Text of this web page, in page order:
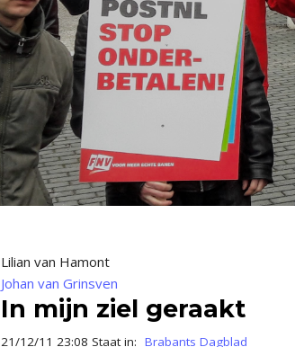
Lilian van Hamont
Johan van Grinsven
In mijn ziel geraakt
21/12/11 23:08 Staat in: Brabants Dagblad